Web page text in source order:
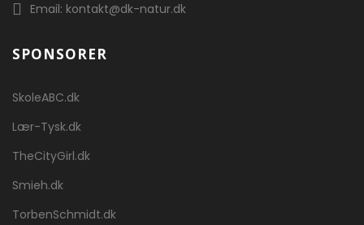
Email: kontakt@dk-natur.dk
SPONSORER
SkoleABC.dk
Lær-Tysk.dk
TheCityGirl.dk
Smieh.dk
TorbenSchmidt.dk